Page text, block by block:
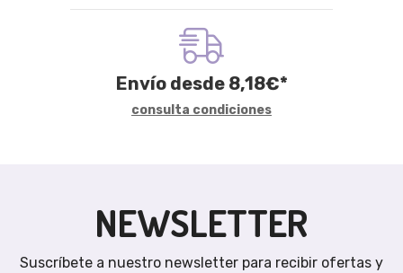
Envío desde 8,18€*
consulta condiciones
NEWSLETTER
Suscríbete a nuestro newsletter para recibir ofertas y